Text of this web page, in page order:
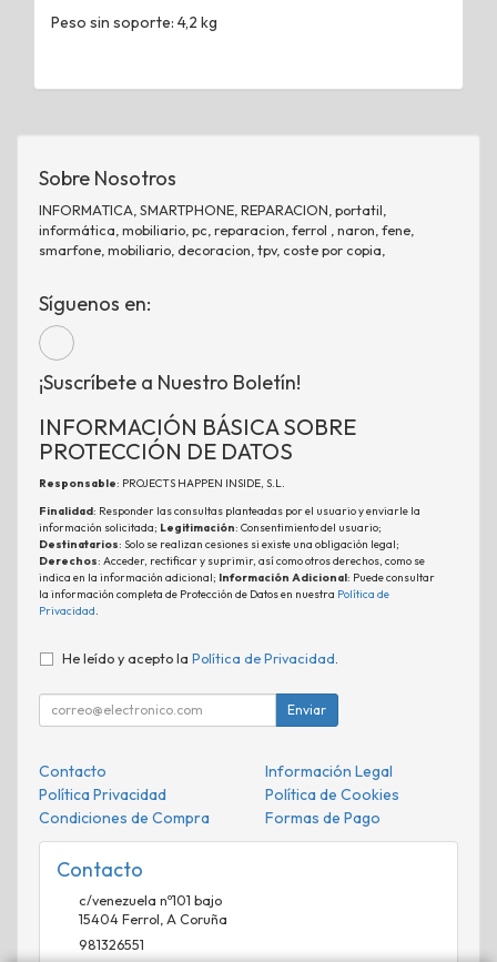
Peso sin soporte: 4,2 kg
Sobre Nosotros
INFORMATICA, SMARTPHONE, REPARACION, portatil,
informática, mobiliario, pc, reparacion, ferrol , naron, fene,
smarfone, mobiliario, decoracion, tpv, coste por copia,
Síguenos en:
¡Suscríbete a Nuestro Boletín!
INFORMACIÓN BÁSICA SOBRE
PROTECCIÓN DE DATOS
Responsable: PROJECTS HAPPEN INSIDE, S.L.
Finalidad: Responder las consultas planteadas por el usuario y enviarle la
información solicitada; Legitimación: Consentimiento del usuario;
Destinatarios: Solo se realizan cesiones si existe una obligación legal;
Derechos: Acceder, rectificar y suprimir, así como otros derechos, como se
indica en la información adicional; Información Adicional: Puede consultar
la información completa de Protección de Datos en nuestra Política de
Privacidad.
He leído y acepto la Política de Privacidad
Enviar
Contacto
Información Legal
Política Privacidad
Política de Cookies
Condiciones de Compra
Formas de Pago
Contacto
c/venezuela nº101 bajo
15404Ferrol A Coruña
981326551